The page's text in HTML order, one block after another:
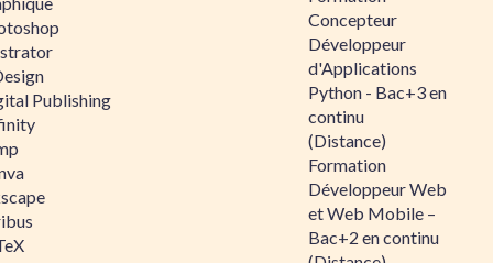
Publishing
Concepteur
Développeur
d'Applications
Python - Bac+3 en
continu
(Distance)
Formation
Développeur Web
et Web Mobile –
Bac+2 en continu